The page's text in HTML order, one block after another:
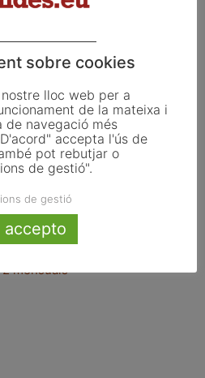
Territorial
mensuals
sobre cookies
lloc web per a
de la mateixa i
de navegació més
accepta l'ús de
pot rebutjar o
de gestió".
de gestió
accepto